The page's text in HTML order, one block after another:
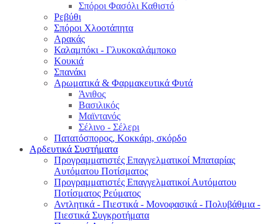
Σπόροι Φασόλι Καθιστό
Ρεβύθι
Σπόροι Χλοοτάπητα
Αρακάς
Καλαμπόκι - Γλυκοκαλάμποκο
Κουκιά
Σπανάκι
Αρωματικά & Φαρμακευτικά Φυτά
Άνιθος
Βασιλικός
Μαϊντανός
Σέλινο - Σέλερι
Πατατόσπορος, Κοκκάρι, σκόρδο
Αρδευτικά Συστήματα
Προγραμματιστές Επαγγελματικοί Μπαταρίας
Αυτόματου Ποτίσματος
Προγραμματιστές Επαγγελματικοί Αυτόματου
Ποτίσματος Ρεύματος
Αντλητικά - Πιεστικά - Μονοφασικά - Πολυβάθμια -
Πιεστικά Συγκροτήματα